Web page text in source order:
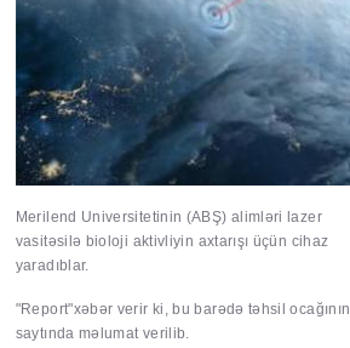
Merilend Universitetinin (ABŞ) alimləri lazer
vasitəsilə bioloji aktivliyin axtarışı üçün cihaz
yaradıblar.
"Report"xəbər verir ki, bu barədə təhsil ocağının
saytında məlumat verilib.